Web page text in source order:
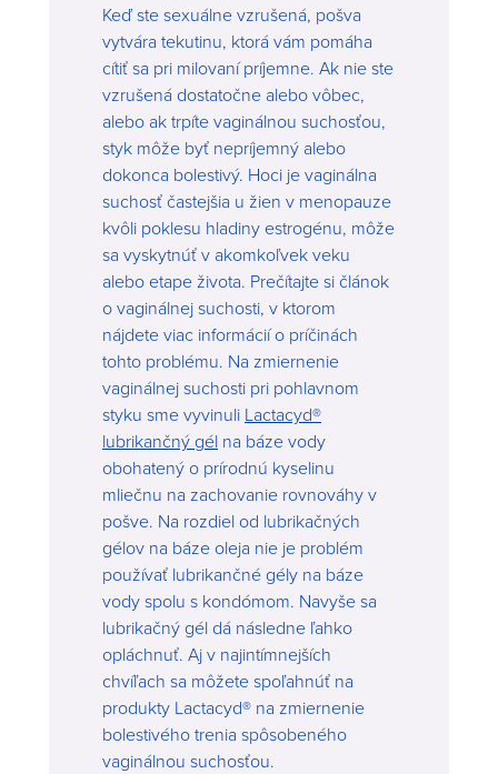
Keď ste sexuálne vzrušená, pošva
vytvára tekutinu, ktorá vám pomáha
cítiť sa pri milovaní príjemne. Ak nie ste
vzrušená dostatočne alebo vôbec,
alebo ak trpíte vaginálnou suchosťou,
styk môže byť nepríjemný alebo
dokonca bolestivý. Hoci je vaginálna
suchosť častejšia u žien v menopauze
kvôli poklesu hladiny estrogénu, môže
sa vyskytnúť v akomkoľvek veku
alebo etape života. Prečítajte si článok
o vaginálnej suchosti, v ktorom
nájdete viac informácií o príčinách
tohto problému. Na zmiernenie
vaginálnej suchosti pri pohlavnom
styku sme vyvinuli Lactacyd®
lubrikančný gél na báze vody
obohatený o prírodnú kyselinu
mliečnu na zachovanie rovnováhy v
pošve. Na rozdiel od lubrikačných
gélov na báze oleja nie je problém
používať lubrikančné gély na báze
vody spolu s kondómom. Navyše sa
lubrikačný gél dá následne ľahko
opláchnuť. Aj v najintímnejších
chvíľach sa môžete spoľahnúť na
produkty Lactacyd® na zmiernenie
bolestivého trenia spôsobeného
vaginálnou suchosťou.